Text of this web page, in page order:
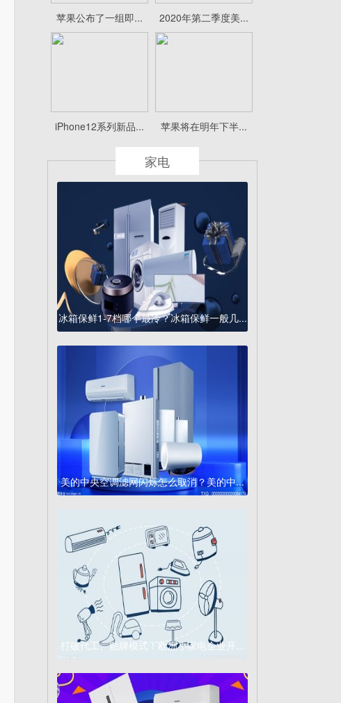
苹果公布了一组即... 2020年第二季度美...
iPhone12系列新品... 苹果将在明年下半...
家电
冰箱保鲜1-7档哪个最冷？冰箱保鲜一般几...
美的中央空调滤网闪烁怎么取消？美的中...
打破代工、贴牌模式！欧洲小家电企业开...